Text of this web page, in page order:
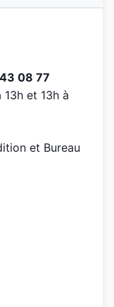
08 77
et 13h à
et Bureau